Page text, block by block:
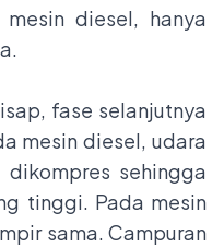
diesel, hanya
fase selanjutnya
mesin diesel, udara
sehingga
tinggi. Pada mesin
sama. Campuran